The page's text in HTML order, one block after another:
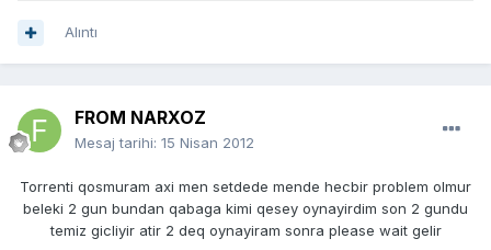
Alıntı
FROM NARXOZ
Mesaj tarihi: 15 Nisan 2012
Torrenti qosmuram axi men setdede mende hecbir problem olmur
beleki 2 gun bundan qabaga kimi qesey oynayirdim son 2 gundu
temiz gicliyir atir 2 deq oynayiram sonra please wait gelir